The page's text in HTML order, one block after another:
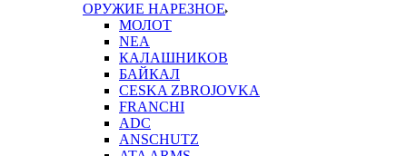
ОРУЖИЕ НАРЕЗНОЕ
МОЛОТ
NEA
КАЛАШНИКОВ
БАЙКАЛ
CESKA ZBROJOVKA
FRANCHI
ADC
ANSCHUTZ